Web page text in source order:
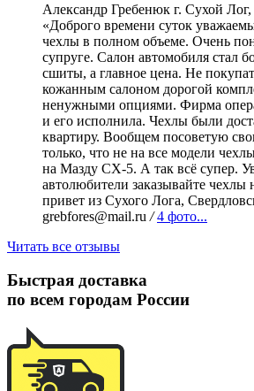
Александр Гребенюк г. Сухой Лог,
«Доброго времени суток
чехлы в полном объеме. Очень
супруге. Салон автомобиля стал
сшиты, а главное цена. Не
кожанным салоном дорогой
ненужными опциями. Фирма
и его исполнила. Чехлы были
квартиру. Вообщем посоветую
только, что не на все модели
на Мазду СХ-5. А так всё супер.
автолюбители заказывайте чехлы
привет из Сухого Лога,
grebfores@mail.ru / 4 фото...
Читать все отзывы
Быстрая доставка
по всем городам России